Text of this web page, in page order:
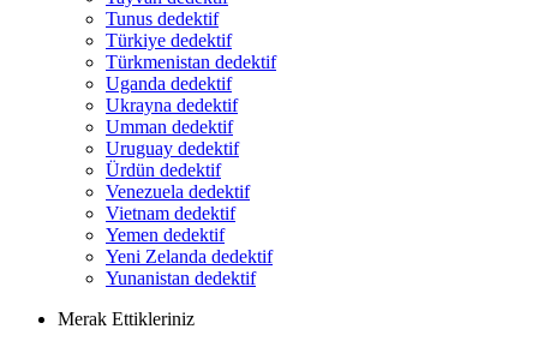
Tunus dedektif
Türkiye dedektif
Türkmenistan dedektif
Uganda dedektif
Ukrayna dedektif
Umman dedektif
Uruguay dedektif
Ürdün dedektif
Venezuela dedektif
Vietnam dedektif
Yemen dedektif
Yeni Zelanda dedektif
Yunanistan dedektif
Merak Ettikleriniz